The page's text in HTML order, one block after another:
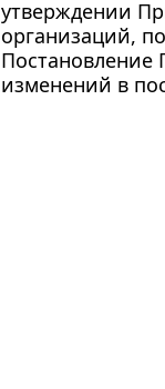
утверждении
организаций,
Постановление
изменений в